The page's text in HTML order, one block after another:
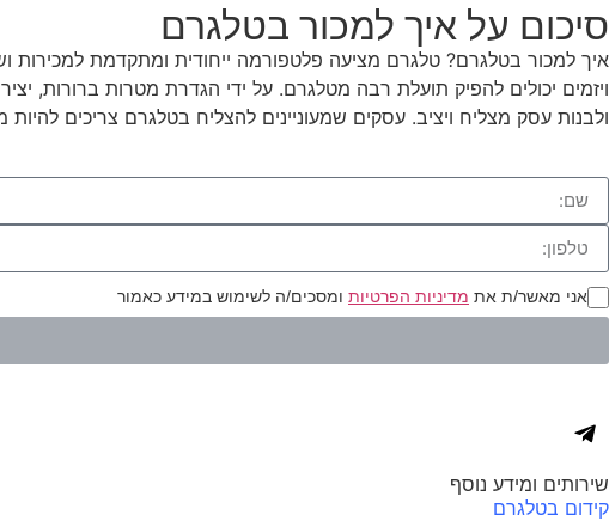
סיכום על איך למכור בטלגרם
איך למכור בטלגרם? טלגרם מציעה פלטפורמה ייחודית ומתקדמת למכירות
ויזמים יכולים להפיק תועלת רבה מטלגרם. על ידי הגדרת מטרות ברורות,
ולבנות עסק מצליח ויציב. עסקים שמעוניינים להצליח בטלגרם צריכים
אני מאשר/ת את מדיניות הפרטיות ומסכים/ה לשימוש במידע כאמור
שירותים ומידע נוסף
קידום בטלגרם